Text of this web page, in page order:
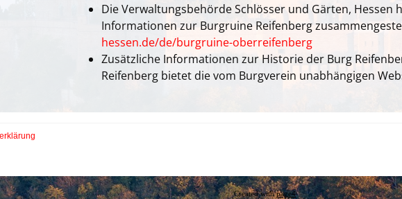
Die Verwaltungsbehörde Schlösser und Gärten, Hessen
Informationen zur Burgruine Reifenberg
hessen.de/de/burgruine-oberreifenberg
Zusätzliche Informationen zur Historie der Burg
Reifenberg bietet die vom Burgverein unabhängigen
Created withpage4